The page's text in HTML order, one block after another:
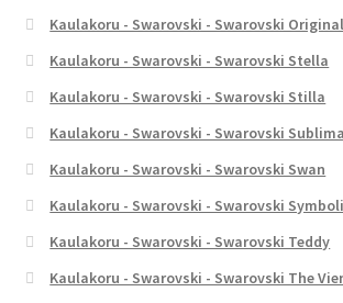
Kaulakoru - Swarovski - Swarovski
Kaulakoru - Swarovski - Swarovski Stella
Kaulakoru - Swarovski - Swarovski Stilla
Kaulakoru - Swarovski - Swarovski Sublima
Kaulakoru - Swarovski - Swarovski Swan
Kaulakoru - Swarovski - Swarovski
Kaulakoru - Swarovski - Swarovski Teddy
Kaulakoru - Swarovski - Swarovski The